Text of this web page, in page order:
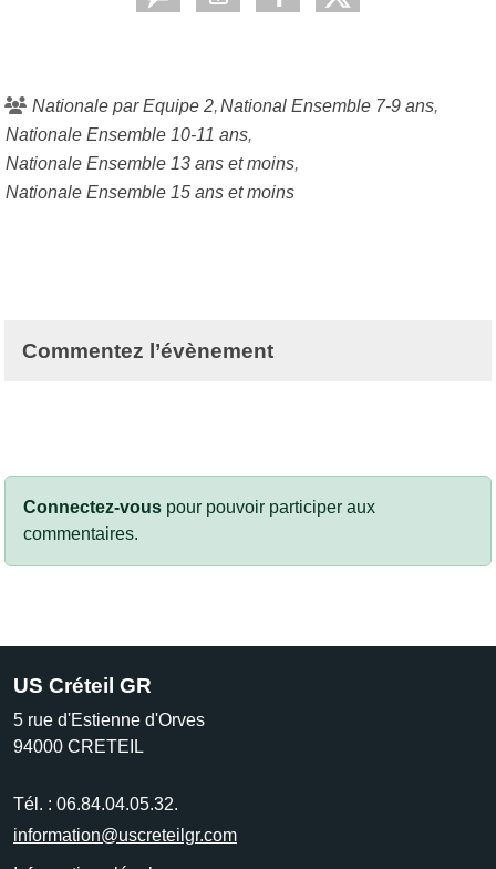
Nationale par Equipe 2 National Ensemble 7-9 ans
Nationale Ensemble 10-11 ans
Nationale Ensemble 13 ans et moins
Nationale Ensemble 15 ans et moins
Commentez l’évènement
Connectez-vous pour pouvoir participer aux
commentaires.
US Créteil GR
5 rue d'Estienne d'Orves
94000 CRETEIL
Tél. : 06.84.04.05.32.
information@uscreteilgr.com